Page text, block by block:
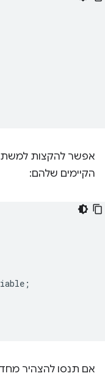
אפשר להקצות
הקיימים שלהם:
;
אם תנסו להצהיר